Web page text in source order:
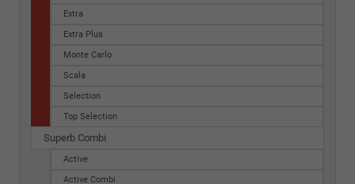
Extra
Extra Plus
Monte Carlo
Scala
Selection
Top Selection
Superb Combi
Active
Active Combi